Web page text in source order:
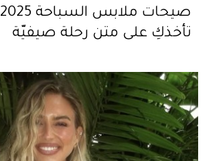
تأخذكِ على متن رحلة صيفيّة